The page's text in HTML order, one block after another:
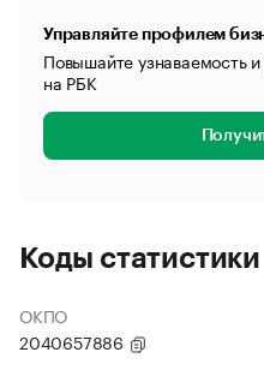
Управляйте профилем
Повышайте узнаваемость
на РБК
Коды статистики
ОКПО
2040657886